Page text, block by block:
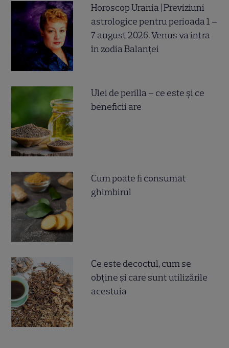
Horoscop Urania | Previziuni
astrologice pentru perioada 1 –
7 august 2026. Venus va intra
în zodia Balanței
Ulei de perilla – ce este și ce
beneficii are
Cum poate fi consumat
ghimbirul
Ce este decoctul, cum se
obţine şi care sunt utilizările
acestuia